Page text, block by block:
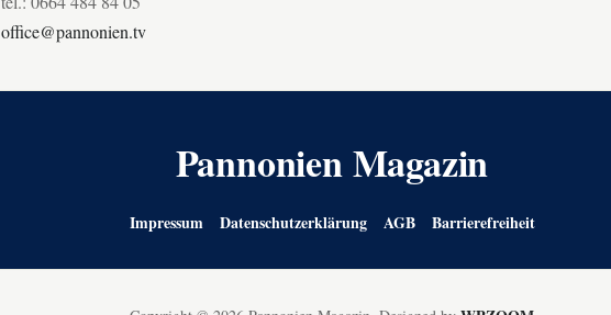
office@pannonien.tv
Pannonien Magazin
Impressum Datenschutzerklärung AGB Barrierefreiheit